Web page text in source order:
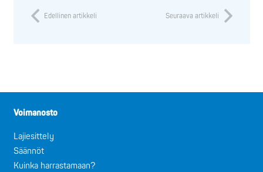
Edellinen artikkeli Seuraava artikkeli
Voimanosto
Lajiesittely
Säännöt
Kuinka harrastamaan?